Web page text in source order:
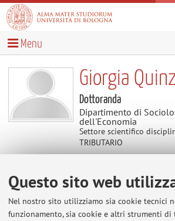
Questo sito web
Nel nostro sito utilizziamo sia cookie tecnici
funzionamento, sia cookie e altri strumenti di
Menu
Giorgia
Dottoranda
Dipartimento di
dell'Economia
Settore scientifico
TRIBUTARIO
Avvisi
Al momento non sono presenti avvisi.